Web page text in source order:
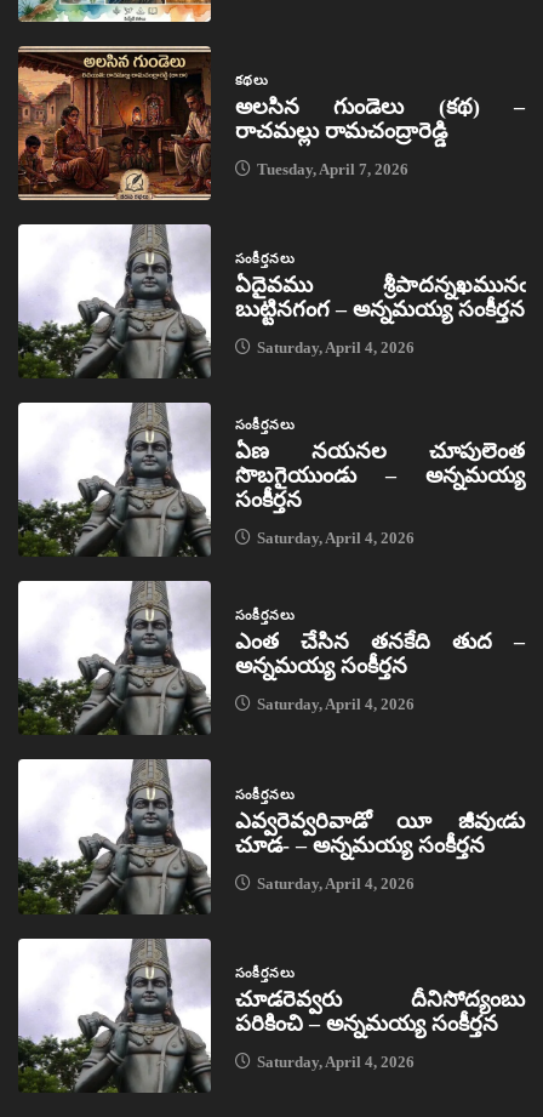
కథలు
అలసిన గుండెలు (కథ) –
రాచమల్లు రామచంద్రారెడ్డి
Tuesday, April 7, 2026
సంకీర్తనలు
ఏదైవము శ్రీపాదన్నఖమునఁ
బుట్టినగంగ – అన్నమయ్య సంకీర్తన
Saturday, April 4, 2026
సంకీర్తనలు
ఏణ నయనల చూపులెంత
సొబగైయుండు – అన్నమయ్య
సంకీర్తన
Saturday, April 4, 2026
సంకీర్తనలు
ఎంత చేసిన తనకేది తుద –
అన్నమయ్య సంకీర్తన
Saturday, April 4, 2026
సంకీర్తనలు
ఎవ్వరెవ్వరివాడో యీ జీవుఁడు
చూడ- – అన్నమయ్య సంకీర్తన
Saturday, April 4, 2026
సంకీర్తనలు
చూడరెవ్వరు దీనిసోద్యంబు
పరికించి – అన్నమయ్య సంకీర్తన
Saturday, April 4, 2026